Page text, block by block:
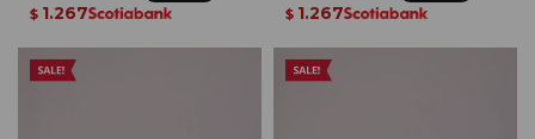
$ 1.267 $ 1.267